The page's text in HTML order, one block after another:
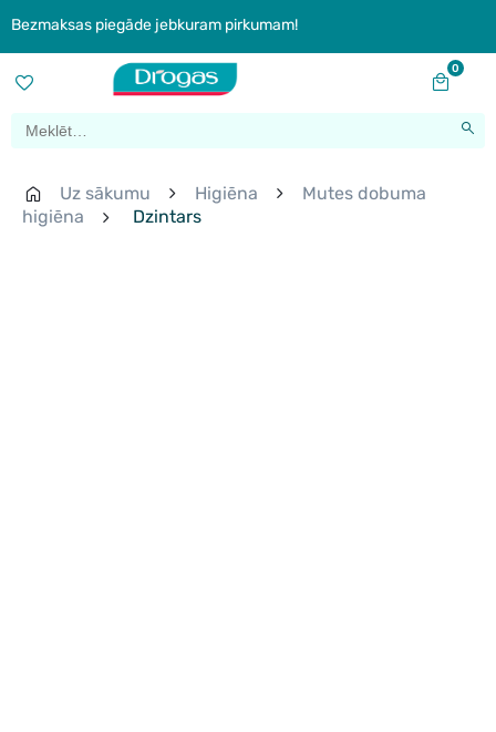
Bezmaksas piegāde jebkuram pirkumam!
0
Uz sākumu Higiēna
Mutes dobuma
higiēna
Dzintars